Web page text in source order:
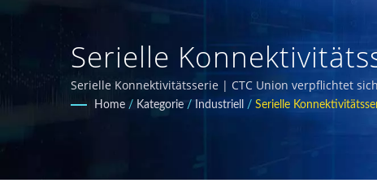
Serielle
Switches | CTC Union
Serielle Konnektivitätsserie | CTC Union verpflichtet
Umgebungen konzipiert sind. Unser umfassendes
Anforderungen EN50155, IEC 61850-3 und E-Mark
Home / Kategorie / Industriell / Serielle